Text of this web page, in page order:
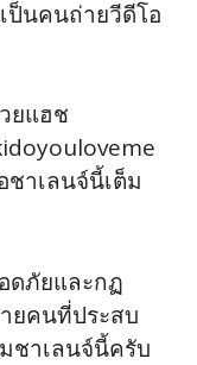
ป็นคนถ่ายวีดีโอ
ยแฮช
าเลนจ์นี้เต็ม
ดภัยและกฏ
ยคนที่ประสบ
ชาเลนจ์นี้ครับ